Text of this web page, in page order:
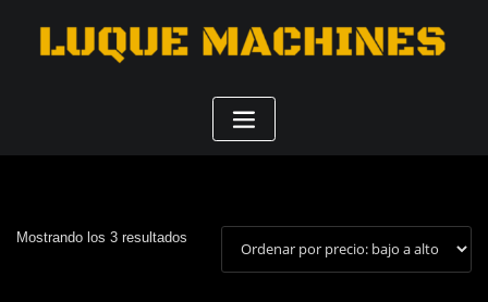
Mostrando los 3 resultados